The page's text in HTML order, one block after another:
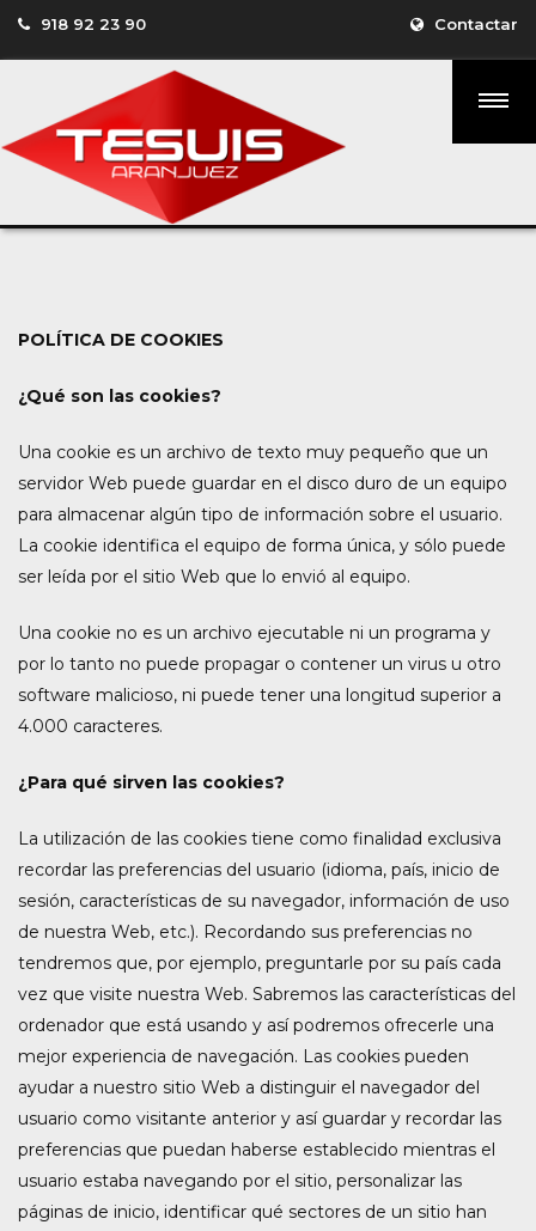
918 92 23 90 Contactar
POLÍTICA DE COOKIES
¿Qué son las cookies?
Una cookie es un archivo de texto muy pequeño que un
servidor Web puede guardar en el disco duro de un equipo
para almacenar algún tipo de información sobre el usuario.
La cookie identifica el equipo de forma única, y sólo puede
ser leída por el sitio Web que lo envió al equipo.
Una cookie no es un archivo ejecutable ni un programa y
por lo tanto no puede propagar o contener un virus u otro
software malicioso, ni puede tener una longitud superior a
4.000 caracteres.
¿Para qué sirven las cookies?
La utilización de las cookies tiene como finalidad exclusiva
recordar las preferencias del usuario (idioma, país, inicio de
sesión, características de su navegador, información de uso
de nuestra Web, etc.). Recordando sus preferencias no
tendremos que, por ejemplo, preguntarle por su país cada
vez que visite nuestra Web. Sabremos las características del
ordenador que está usando y así podremos ofrecerle una
mejor experiencia de navegación. Las cookies pueden
ayudar a nuestro sitio Web a distinguir el navegador del
usuario como visitante anterior y así guardar y recordar las
preferencias que puedan haberse establecido mientras el
usuario estaba navegando por el sitio, personalizar las
páginas de inicio, identificar qué sectores de un sitio han